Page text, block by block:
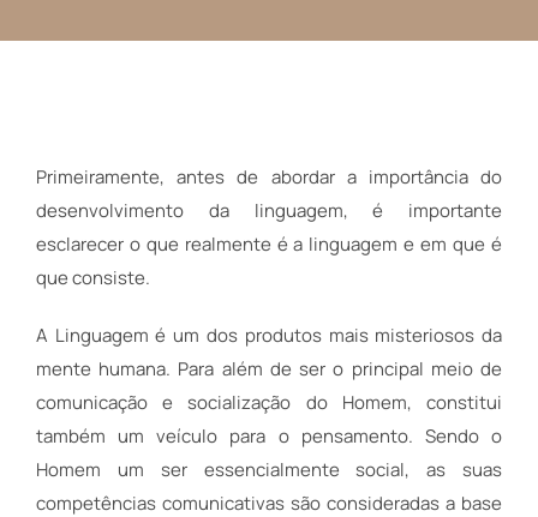
Primeiramente, antes de abordar a importância do
desenvolvimento da linguagem, é importante
esclarecer o que realmente é a linguagem e em que é
que consiste.
A Linguagem é um dos produtos mais misteriosos da
mente humana. Para além de ser o principal meio de
comunicação e socialização do Homem, constitui
também um veículo para o pensamento. Sendo o
Homem um ser essencialmente social, as suas
competências comunicativas são consideradas a base